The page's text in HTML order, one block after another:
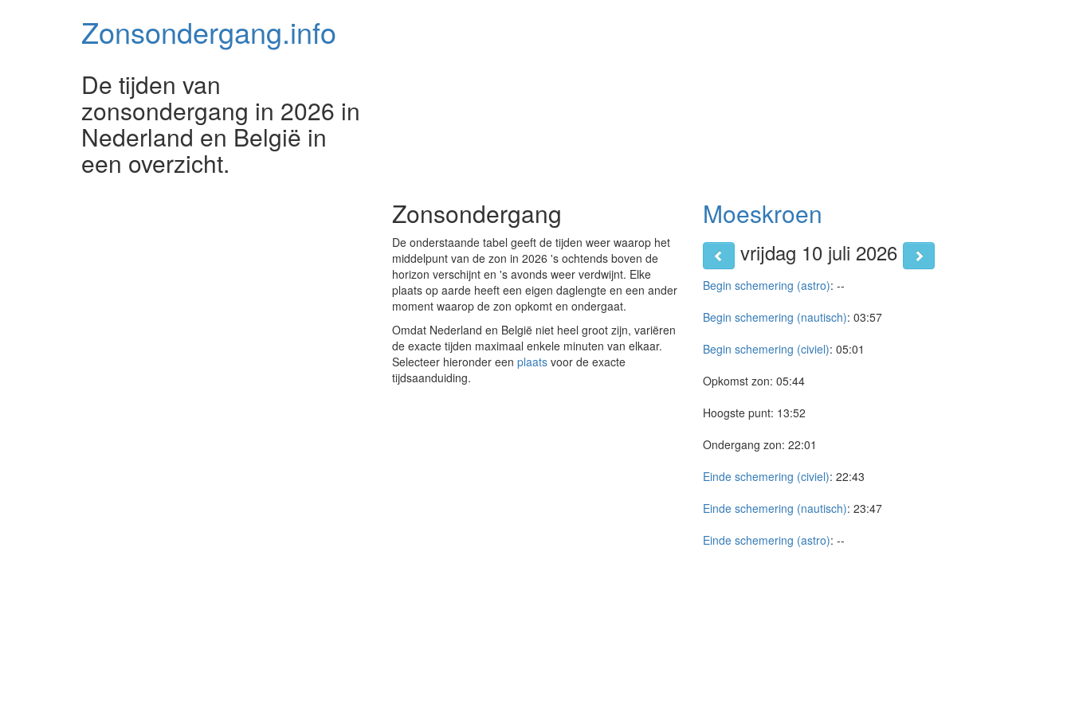
Zonsondergang.info
De tijden van
zonsondergang in 2026 in
Nederland en België in
een overzicht.
Zonsondergang
De onderstaande tabel geeft de tijden weer waarop het
middelpunt van de zon in 2026 's ochtends boven de
horizon verschijnt en 's avonds weer verdwijnt. Elke
plaats op aarde heeft een eigen daglengte en een ander
moment waarop de zon opkomt en ondergaat.
Omdat Nederland en België niet heel groot zijn, variëren
de exacte tijden maximaal enkele minuten van elkaar.
Selecteer hieronder een plaats voor de exacte
tijdsaanduiding.
Moeskroen
vrijdag 10 juli 2026
Begin schemering (astro): --
Begin schemering (nautisch): 03:57
Begin schemering (civiel): 05:01
Opkomst zon: 05:44
Hoogste punt: 13:52
Ondergang zon: 22:01
Einde schemering (civiel): 22:43
Einde schemering (nautisch): 23:47
Einde schemering (astro): --